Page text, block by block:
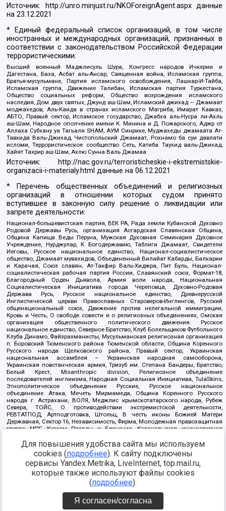
Источник: http://unro.minjust.ru/NKOForeignAgent.aspxданные
на23.12.2021
* Единый федеральный список организаций, в том числе
иностранных и международных организаций, признанных в
соответствии с законодательством Российской Федерации
террористическими:
Высший военный Маджлисуль Шура, Конгресс народов Ичкерии и
Дагестана, База, Асбат аль-Ансар, Священная война, Исламская группа,
Братья-мусульмане, Партия исламского освобождения, Лашкар-И-Тайба,
Исламская группа, Движение Талибан, Исламская партия Туркестана,
Общество социальных реформ, Общество возрождения исламского
наследия, Дом двух святых, Джунд аш-Шам, Исламский джихад – Джамаат
моджахедов, Аль-Каида в странах исламского Магриба, Имарат Кавказ,
АБТО, Правый сектор, Исламское государство, Джабха аль-Нусра ли-Ахль
аш-Шам, Народное ополчение имени К. Минина и Д. Пожарского, Аджр от
Аллаха Субхану уа Тагьаля SHAM, АУМ Синрике, Муджахеды джамаата Ат-
Тавхида Валь-Джихад, Чистопольский Джамаат, Рохнамо ба суи давлати
исломи, Террористическое сообщество Сеть, Катиба Таухид валь-Джихад,
Хайят Тахрир аш-Шам, Ахлю Сунна Валь Джамаа
Источник:
http://nac.gov.ru/terroristicheskie-i-ekstremistskie-
organizacii-i-materialy.html данные на06.12.2021
* Перечень общественных объединений и религиозных
организаций в отношении которых судом принято
вступившее в законную силу решение о ликвидации или
запрете деятельности:
Национал-большевистская партия, ВЕК РА, Рада земли Кубанской Духовно
Родовой Державы Русь, организация Асгардская Славянская Община,
Община Капища Веды Перуна, Мужская Духовная Семинария Духовное
Учреждение, Нурджулар, К Богодержавию, Таблиги Джамаат, Свидетели
Иеговы, Русское национальное единство, Национал-социалистическое
общество, Джамаат мувахидов, Объединенный Вилайат Кабарды, Балкарии
и Карачая, Союз славян, Ат-Такфир Валь-Хиджра, Пит Буль, Национал-
социалистическая рабочая партия России, Славянский союз, Формат-18,
Благородный Орден Дьявола, Армия воли народа, Национальная
Социалистическая Инициатива города Череповца, Духовно-Родовая
Держава Русь, Русское национальное единство, Древнерусской
Инглистической церкви Православных Староверов-Инглингов, Русский
общенациональный союз, Движение против нелегальной иммиграции,
Кровь и Честь, О свободе совести и о религиозных объединениях, Омская
организация общественного политического движения Русское
национальное единство, Северное Братство, Клуб Болельщиков Футбольного
Клуба Динамо, Файзрахманисты, Мусульманская религиозная организация
п. Боровский Тюменского района Тюменской области, Община Коренного
Русского народа Щелковского района, Правый сектор, Украинская
национальная ассамблея – Украинская народная самооборона,
Украинская повстанческая армия, Тризуб им. Степана Бандеры, Братство,
Белый Крест, Misanthropic division, Религиозное объединение
последователей инглиизма, Народная Социальная Инициатива, TulaSkins,
Этнополитическое объединение Русские, Русское национальное
объединение Атака, Мечеть Мирмамеда, Община Коренного Русского
народа г. Астрахани, ВОЛЯ, Меджлис крымскотатарского народа, Рубеж
Севера, ТОЙС, О противодействии экстремистской деятельности,
РЕВТАТПОД, Артподготовка, Штольц, В честь иконы Божией Матери
Державная, Сектор 16, Независимость, Фирма, Молодежная правозащитная
группа МПГ, Курсом Правды и Единения, Каракольская инициативная
Благотворительный пансионат Ак Умут, Русская республика Русь,
Арестантское уголовное единство, Башкорт, Нация и свобода, W.H.С., Фалунь
Дафа, Иртыш Ultras, Русский Патриотический клуб-Новокузнецк/РПК,
Сибирский державный союз, Фонд борьбы с коррупцией, Фонд защиты прав
граждан, Штабы Навального, Совет граждан СССР Прикубанского округа г.
Краснодара
https://minjust.gov.ru/ru/documents/7822/
Для повышения удобства сайта мы используем
cookies (подробнее). К сайту подключены
сервисы Yandex.Metrika, LiveInternet, top.mail.ru,
которые также используют файлы cookies
(подробнее).
Я согласен/согласна